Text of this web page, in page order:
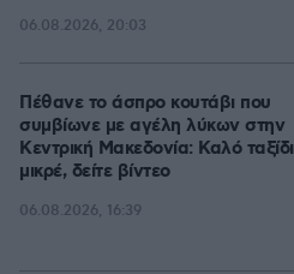
06.08.2026, 20:03
Πέθανε το άσπρο κουτάβι που
συμβίωνε με αγέλη λύκων στην
Κεντρική Μακεδονία: Καλό ταξίδι
μικρέ, δείτε βίντεο
06.08.2026, 16:39